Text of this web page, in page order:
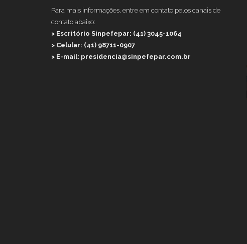
Para mais informações, entre em contato pelos canais de
contato abaixo:
> Escritório Sinpefepar: (41) 3045-1064
> Celular: (41) 98711-0907
> E-mail: presidencia@sinpefepar.com.br